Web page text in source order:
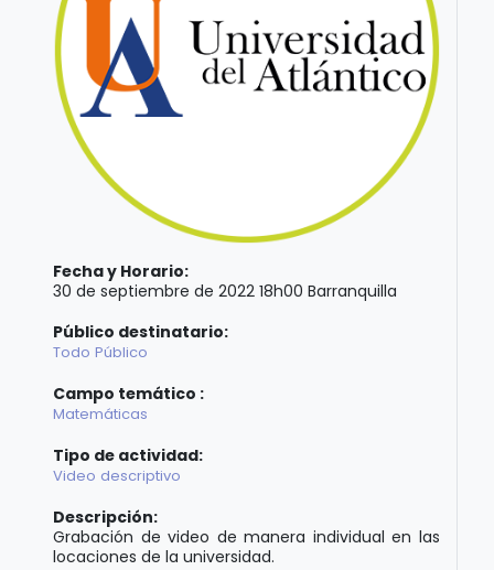
Fecha y Horario:
30 de septiembre de 2022 18h00 Barranquilla
Público destinatario:
Todo Público
Campo temático :
Matemáticas
Tipo de actividad:
Video descriptivo
Descripción:
Grabación de video de manera individual en las
locaciones de la universidad.